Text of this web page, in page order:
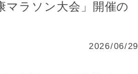
マラソン大会」開催の
2026/06/29